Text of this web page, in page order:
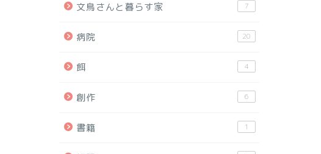
文鳥さんと暮らす家 7
病院 20
餌 4
創作 6
書籍 1